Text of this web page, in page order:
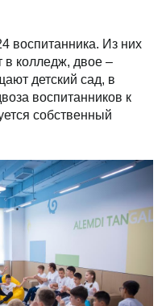
воспитанника. Из них
в колледж, двое –
детский сад, в
воспитанников к
собственный